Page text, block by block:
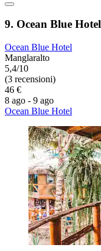
9. Ocean Blue Hotel
Ocean Blue Hotel
Manglaralto
5,4/10
(3 recensioni)
46 €
8 ago - 9 ago
Ocean Blue Hotel